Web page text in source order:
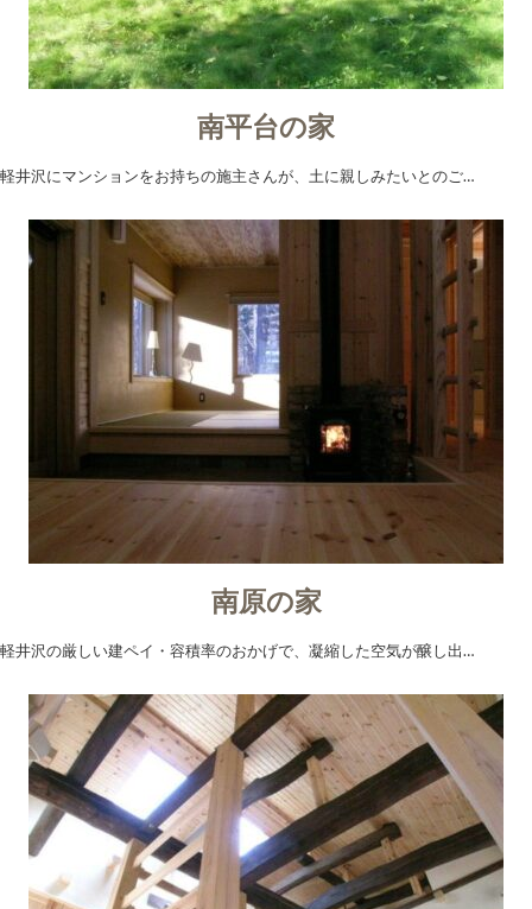
南平台の家
軽井沢にマンションをお持ちの施主さんが、土に親しみたいとのご…
南原の家
軽井沢の厳しい建ペイ・容積率のおかげで、凝縮した空気が醸し出…